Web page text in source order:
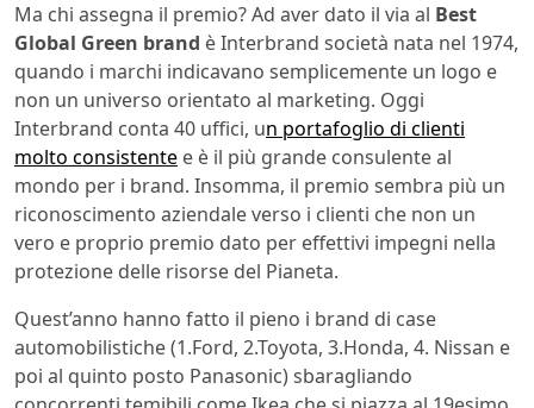
Ma chi assegna il premio? Ad aver dato il via al Best
Global Green brand è Interbrand società nata nel 1974,
quando i marchi indicavano semplicemente un logo e
non un universo orientato al marketing. Oggi
Interbrand conta 40 uffici, un portafoglio di clienti
molto consistente e è il più grande consulente al
mondo per i brand. Insomma, il premio sembra più un
riconoscimento aziendale verso i clienti che non un
vero e proprio premio dato per effettivi impegni nella
protezione delle risorse del Pianeta.
Quest’anno hanno fatto il pieno i brand di case
automobilistiche (1.Ford, 2.Toyota, 3.Honda, 4. Nissan e
poi al quinto posto Panasonic) sbaragliando